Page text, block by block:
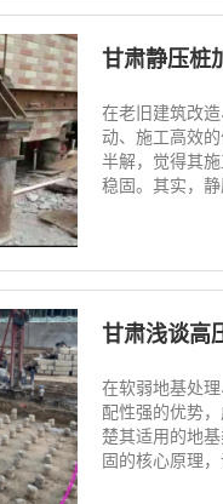
甘肃静压桩
在老旧建筑改
动、施工高效
半解，觉得其
稳固。其实，
甘肃浅谈高
在软弱地基处
配性强的优势
楚其适用的地
固的核心原理